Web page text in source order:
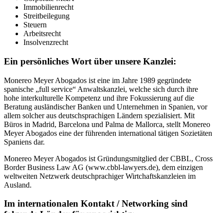
Immobilienrecht
Streitbeilegung
Steuern
Arbeitsrecht
Insolvenzrecht
Ein persönliches Wort über unsere Kanzlei:
Monereo Meyer Abogados ist eine im Jahre 1989 gegründete
spanische „full service“ Anwaltskanzlei, welche sich durch ihre
hohe interkulturelle Kompetenz und ihre Fokussierung auf die
Beratung ausländischer Banken und Unternehmen in Spanien, vor
allem solcher aus deutschsprachigen Ländern spezialisiert. Mit
Büros in Madrid, Barcelona und Palma de Mallorca, stellt Monereo
Meyer Abogados eine der führenden international tätigen Sozietäten
Spaniens dar.
Monereo Meyer Abogados ist Gründungsmitglied der CBBL, Cross
Border Business Law AG (www.cbbl-lawyers.de), dem einzigen
weltweiten Netzwerk deutschprachiger Wirtchaftskanzleien im
Ausland.
Im internationalen Kontakt / Networking sind